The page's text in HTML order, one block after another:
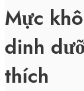
Mực
dinh
thích